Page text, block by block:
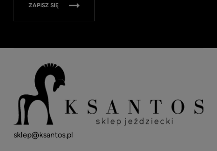
ZAPISZ SIĘ
sklep@ksantos.pl